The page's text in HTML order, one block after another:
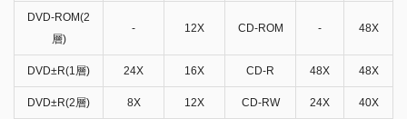
DVD-ROM(2
層)
- 12X CD-ROM - 48X
DVD±R(1層) 24X 16X CD-R 48X 48X
DVD±R(2層) 8X 12X CD-RW 24X 40X